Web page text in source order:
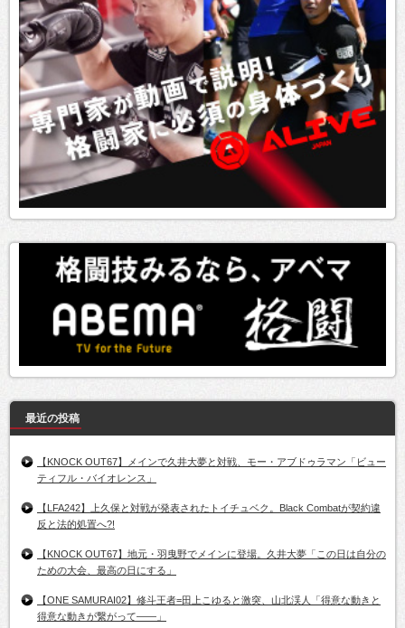
最近の投稿
【KNOCK OUT67】メインで久井大夢と対戦、モー・アブドゥラマン「ビュー
ティフル・バイオレンス」
【LFA242】上久保と対戦が発表されたトイチュベク。Black Combatが契約違
反と法的処置へ?!
【KNOCK OUT67】地元・羽曳野でメインに登場。久井大夢「この日は自分の
ための大会、最高の日にする」
【ONE SAMURAI02】修斗王者=田上こゆると激突、山北渓人「得意な動きと
得意な動きが繋がって――」